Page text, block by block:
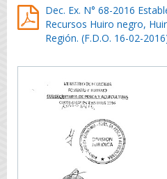
Dec. Ex. N° 68-2016
Recursos Huiro negro,
Región. (F.D.O. 16-02-